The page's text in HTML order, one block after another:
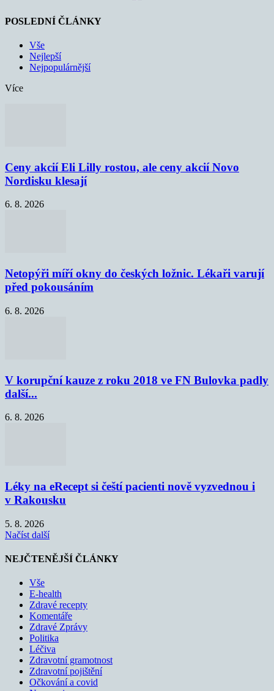
POSLEDNÍ ČLÁNKY
Vše
Nejlepší
Nejpopulárnější
Více
Ceny akcií Eli Lilly rostou, ale ceny akcií Novo
Nordisku klesají
6. 8. 2026
Netopýři míří okny do českých ložnic. Lékaři varují
před pokousáním
6. 8. 2026
V korupční kauze z roku 2018 ve FN Bulovka padly
další...
6. 8. 2026
Léky na eRecept si čeští pacienti nově vyzvednou i
v Rakousku
5. 8. 2026
Načíst další
NEJČTENĚJŠÍ ČLÁNKY
Vše
E-health
Zdravé recepty
Komentáře
Zdravé Zprávy
Politika
Léčiva
Zdravotní gramotnost
Zdravotní pojištění
Očkování a covid